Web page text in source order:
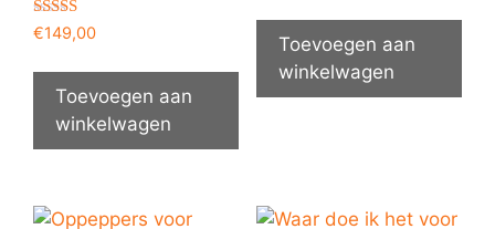
Gewaardeer
uit 5
€149,00
Toevoegen aan
winkelwagen
Toevoegen aan
winkelwagen